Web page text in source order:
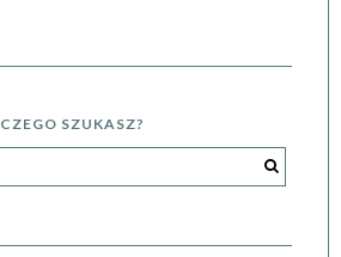
CZEGO SZUKASZ?